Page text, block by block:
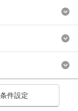
条件設定